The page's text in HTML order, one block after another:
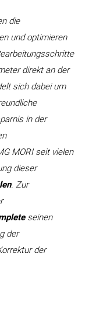
die
und optimieren
direkt an der
sich dabei um
in der
MORI seit vielen
dieser
. Zur
seinen
der
der